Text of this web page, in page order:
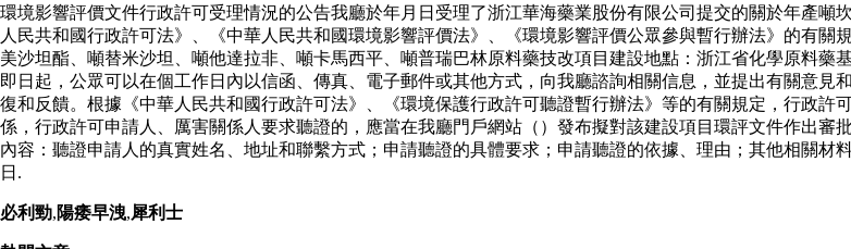
環境影響評價文件行政許可受理情況的公告我廳於年月日受理了浙江華海藥業股份有限公司提交的關於年產
人民共和國行政許可法》、《中華人民共和國環境影響評價法》、《環境影響評價公眾參與暫行辦法》的有
美沙坦酯、噸替米沙坦、噸他達拉非、噸卡馬西平、噸普瑞巴林原料藥技改項目建設地點：浙江省化學原料藥
即日起，公眾可以在個工作日內以信函、傳真、電子郵件或其他方式，向我廳諮詢相關信息，並提出有關意
復和反饋。根據《中華人民共和國行政許可法》、《環境保護行政許可聽證暫行辦法》等的有關規定，行政
係，行政許可申請人、厲害關係人要求聽證的，應當在我廳門戶網站（）發布擬對該建設項目環評文件作出
內容：聽證申請人的真實姓名、地址和聯繫方式；申請聽證的具體要求；申請聽證的依據、理由；其他相關
日.
必利勁,陽痿早洩,犀利士